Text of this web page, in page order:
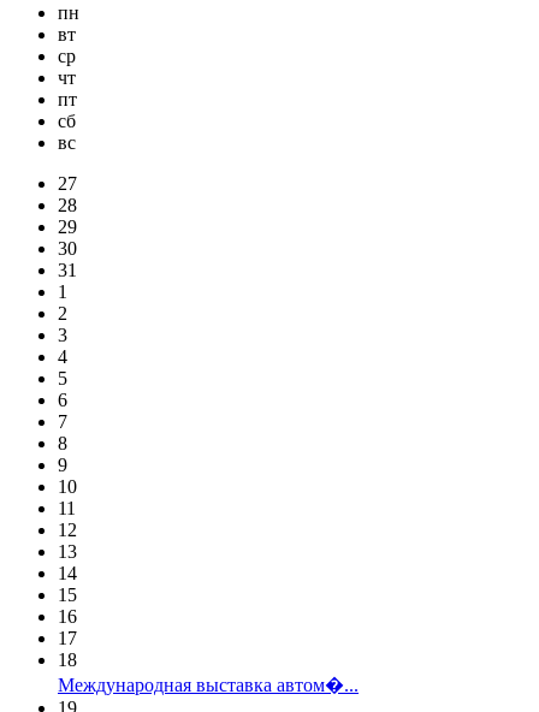
пн
вт
ср
чт
пт
сб
вс
27
28
29
30
31
1
2
3
4
5
6
7
8
9
10
11
12
13
14
15
16
17
18
Международная выставка автом�...
19